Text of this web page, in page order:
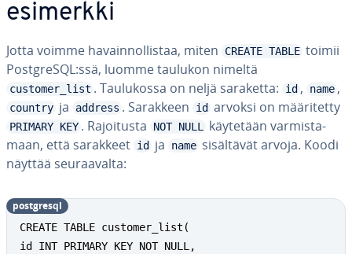
esimerkki
Jotta voimme ha­vain­nol­lis­taa, miten CREATE TABLE toimii
PostgreSQL:ssä, luomme taulukon nimeltä
customer_list . Tau­lu­kos­sa on neljä saraketta: id , name ,
country ja address . Sarakkeen id arvoksi on mää­ri­tet­ty
PRIMARY KEY . Ra­joi­tus­ta NOT NULL
käytetään var­mis­ta­
maan, että sarakkeet id ja name si­säl­tä­vät arvoja. Koodi
näyttää seu­raa­val­ta:
CREATE TABLE customer_list(
id INT PRIMARY KEY NOT NULL,
postgresql